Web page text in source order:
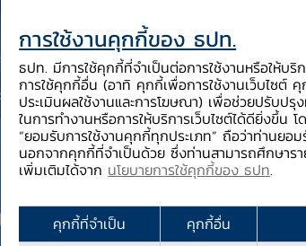
ลเผยแพร่ บริการจาก ธปท. นวัตกรรมภาคการเงิน
วกับ ธปท. ติดต่อเรา ช่วยเหลือ / ร้องเรียน
ด?
การใช้งานคุกกี้ของ ธปท.
ธปท. มีการใช้คุกกี้ที่จำเป็นต่อการใช้งานหรือให้บริ
การใช้คุกกี้อื่น (อาทิ คุกกี้เพื่อการใช้งานเว็บไซต์ คุ
ประเมินผลใช้งานและการโฆษณา) เพื่อช่วยปรับปรุ
ในการทำงานหรือการให้บริการเว็บไซต์ได้ดียิ่งขึ้น
“ยอมรับการใช้งานคุกกี้ทุกประเภท” ถือว่าท่านยอ
นอกจากคุกกี้ที่จำเป็นด้วย ซึ่งท่านสามารถศึกษาร
เพิ่มเติมได้จาก นโยบายการใช้คุกกี้ของ ธปท.
คุกกี้ที่จำเป็น คุกกี้อื่น